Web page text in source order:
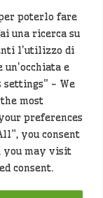
poterlo fare
una ricerca su
l'utilizzo di
e
settings" - We
most
preferences
you consent
you may visit
consent.
diritti
e vuoi
per inviarci un
con
di interesse
viene